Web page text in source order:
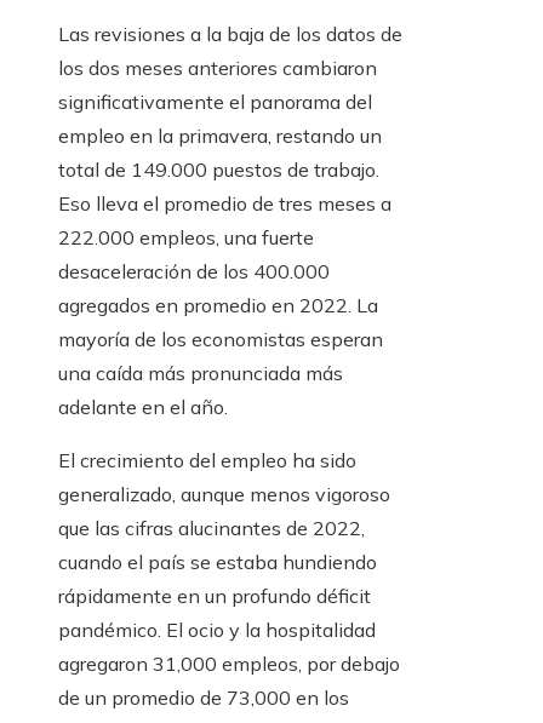
Las revisiones a la baja de los datos de
los dos meses anteriores cambiaron
significativamente el panorama del
empleo en la primavera, restando un
total de 149.000 puestos de trabajo.
Eso lleva el promedio de tres meses a
222.000 empleos, una fuerte
desaceleración de los 400.000
agregados en promedio en 2022. La
mayoría de los economistas esperan
una caída más pronunciada más
adelante en el año.
El crecimiento del empleo ha sido
generalizado, aunque menos vigoroso
que las cifras alucinantes de 2022,
cuando el país se estaba hundiendo
rápidamente en un profundo déficit
pandémico. El ocio y la hospitalidad
agregaron 31,000 empleos, por debajo
de un promedio de 73,000 en los